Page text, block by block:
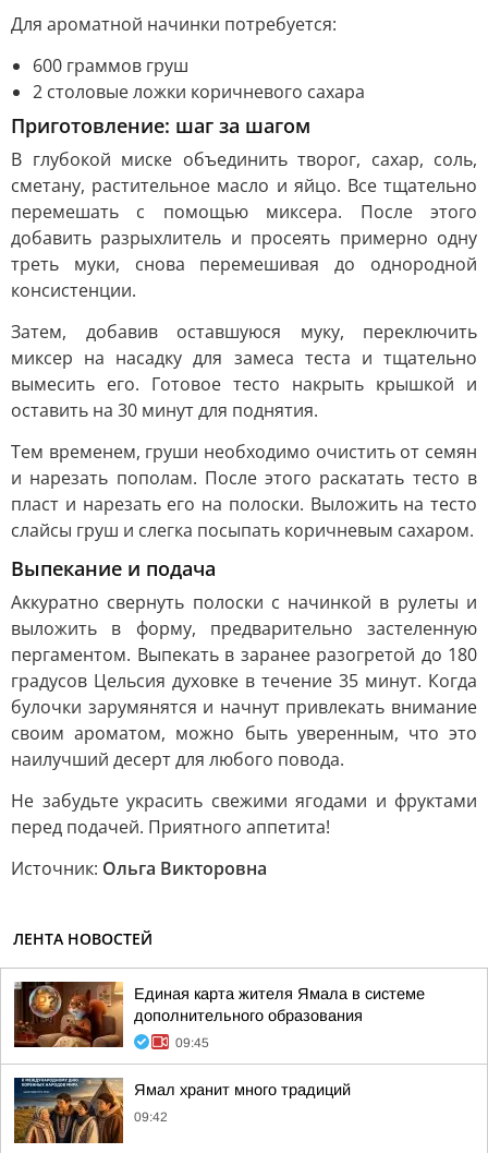
Для ароматной начинки потребуется:
600 граммов груш
2 столовые ложки коричневого сахара
Приготовление: шаг за шагом
В глубокой миске объединить творог, сахар, соль,
сметану, растительное масло и яйцо. Все тщательно
перемешать с помощью миксера. После этого
добавить разрыхлитель и просеять примерно одну
треть муки, снова перемешивая до однородной
консистенции.
Затем, добавив оставшуюся муку, переключить
миксер на насадку для замеса теста и тщательно
вымесить его. Готовое тесто накрыть крышкой и
оставить на 30 минут для поднятия.
Тем временем, груши необходимо очистить от семян
и нарезать пополам. После этого раскатать тесто в
пласт и нарезать его на полоски. Выложить на тесто
слайсы груш и слегка посыпать коричневым сахаром.
Выпекание и подача
Аккуратно свернуть полоски с начинкой в рулеты и
выложить в форму, предварительно застеленную
пергаментом. Выпекать в заранее разогретой до 180
градусов Цельсия духовке в течение 35 минут. Когда
булочки зарумянятся и начнут привлекать внимание
своим ароматом, можно быть уверенным, что это
наилучший десерт для любого повода.
Не забудьте украсить свежими ягодами и фруктами
перед подачей. Приятного аппетита!
Источник: Ольга Викторовна
ЛЕНТА НОВОСТЕЙ
Единая карта жителя Ямала в системе
дополнительного образования
09:45
Ямал хранит много традиций
09:42